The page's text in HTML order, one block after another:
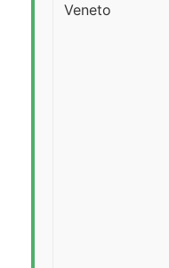
Veneto